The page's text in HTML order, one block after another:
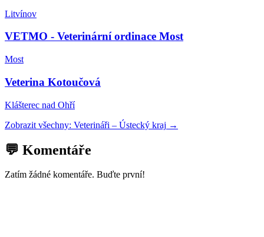
Litvínov
VETMO - Veterinární ordinace Most
Most
Veterina Kotoučová
Klášterec nad Ohří
Zobrazit všechny: Veterináři – Ústecký kraj →
💬 Komentáře
Zatím žádné komentáře. Buďte první!